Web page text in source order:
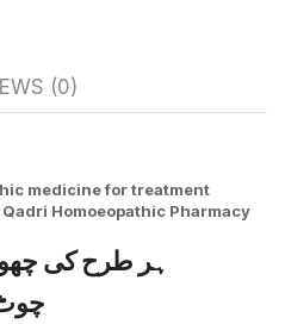
(0)
medicine for treatment
Homoeopathic Pharmacy
ہر طرح کی